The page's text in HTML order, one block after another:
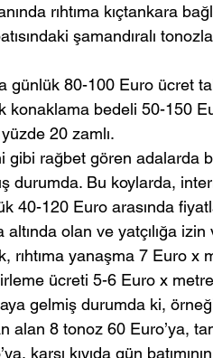
rıhtıma kıçtankara
şamandıralı
günlük 80-100 Euro ücret
bedeli 50-150
20 zamlı.
rağbet gören adalarda
durumda. Bu koylarda,
40-120 Euro arasında
olan ve yatçılığa izin
yanaşma 7 Euro x
ücreti 5-6 Euro x
gelmiş durumda ki,
alan 8 tonoz 60 Euro’ya,
karşı kıyıda gün